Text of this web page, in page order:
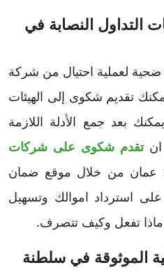
النصابة في
لعملية احتيال من شركة
تقديم شكوى إلى الهيئات
بعد جمع الأدلة اللازمة
انتقدم شكوى على شركات
من خلال موقع ضمان
استرداد اموالك وتسهيل
تفعل وكيف تتصرف.
الموثوقة في سلطنة